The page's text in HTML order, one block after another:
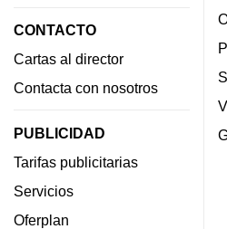
CONTACTO
Cartas al director
Contacta con nosotros
PUBLICIDAD
Tarifas publicitarias
Servicios
Oferplan